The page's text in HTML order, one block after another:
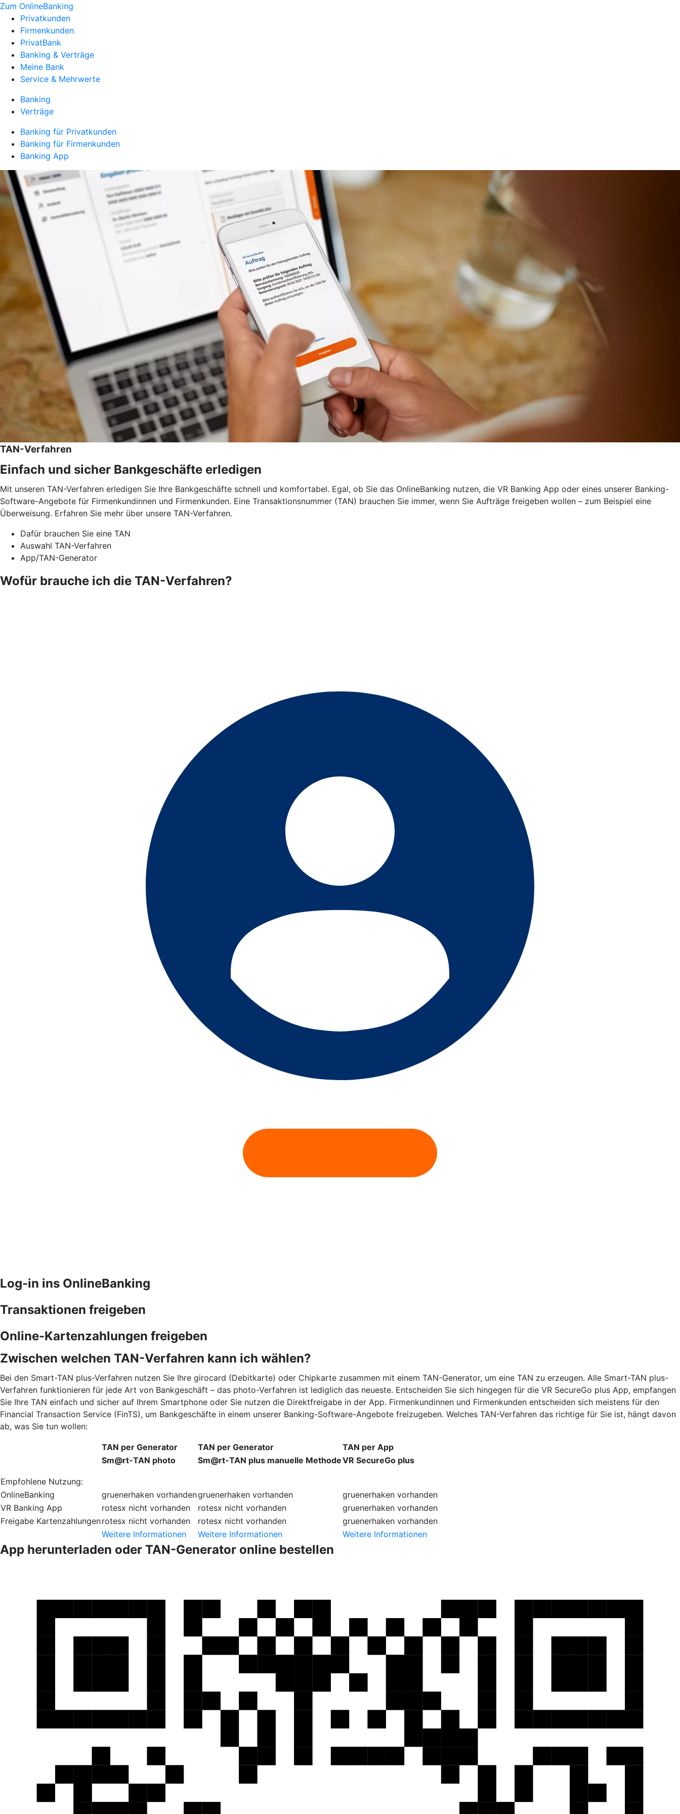
Zum OnlineBanking
Privatkunden
Firmenkunden
PrivatBank
Banking & Verträge
Meine Bank
Service & Mehrwerte
Banking
Verträge
Banking für Privatkunden
Banking für Firmenkunden
Banking App
TAN-Verfahren
Einfach und sicher Bankgeschäfte erledigen
Mit unseren TAN-Verfahren erledigen Sie Ihre Bankgeschäfte schnell und komfortabel. Egal, ob Sie das OnlineBanking nutzen, die VR Banking App oder eines unserer Banking-
Software-Angebote für Firmenkundinnen und Firmenkunden. Eine Transaktionsnummer (TAN) brauchen Sie immer, wenn Sie Aufträge freigeben wollen – zum Beispiel eine
Überweisung. Erfahren Sie mehr über unsere TAN-Verfahren.
Dafür brauchen Sie eine TAN
Auswahl TAN-Verfahren
App/TAN-Generator
Wofür brauche ich die TAN-Verfahren?
Log-in ins OnlineBanking
Transaktionen freigeben
Online-Kartenzahlungen freigeben
Zwischen welchen TAN-Verfahren kann ich wählen?
Bei den Smart-TAN plus-Verfahren nutzen Sie Ihre girocard (Debitkarte) oder Chipkarte zusammen mit einem TAN-Generator, um eine TAN zu erzeugen. Alle Smart-TAN plus-
Verfahren funktionieren für jede Art von Bankgeschäft – das photo-Verfahren ist lediglich das neueste. Entscheiden Sie sich hingegen für die VR SecureGo plus App, empfangen
Sie Ihre TAN einfach und sicher auf Ihrem Smartphone oder Sie nutzen die Direktfreigabe in der App. Firmenkundinnen und Firmenkunden entscheiden sich meistens für den
Financial Transaction Service (FinTS), um Bankgeschäfte in einem unserer Banking-Software-Angebote freizugeben. Welches TAN-Verfahren das richtige für Sie ist, hängt davon
ab, was Sie tun wollen:
TAN per Generator TAN per Generator
TAN per App
Sm@rt-TAN photo
Sm@rt-TAN plus manuelle MethodeVR SecureGo plus
Empfohlene Nutzung:
OnlineBanking
gruenerhaken vorhandengruenerhaken vorhanden gruenerhaken vorhanden
VR Banking App
rotesx nicht vorhanden rotesx nicht vorhanden gruenerhaken vorhanden
Freigabe Kartenzahlungenrotesx nicht vorhanden rotesx nicht vorhanden gruenerhaken vorhanden
Weitere Informationen
Weitere Informationen Weitere Informationen
App herunterladen oder TAN-Generator online bestellen